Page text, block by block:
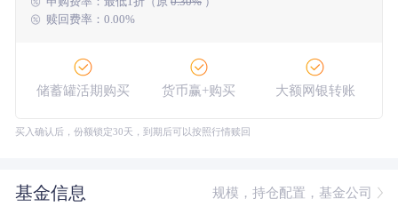
成立以来 1.41 %
赎回费率：0.00%
储蓄罐活期购买 货币赢+购买 大额网银转账
买入确认后，份额锁定30天，到期后可以按照行情赎回
基金信息 规模，持仓配置，基金公司